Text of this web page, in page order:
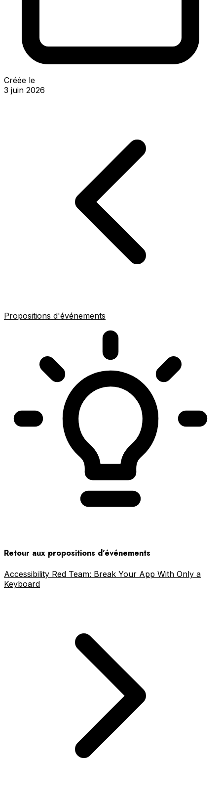
Créée le
3 juin 2026
Propositions d'événements
Retour aux propositions d'événements
Accessibility Red Team: Break Your App With Only a
Keyboard